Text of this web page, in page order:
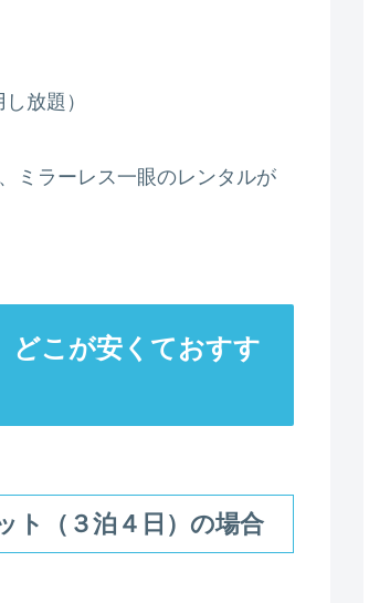
放題）
ミラーレス一眼のレンタルが
どこが安くておすす
ト（３泊４日）の場合